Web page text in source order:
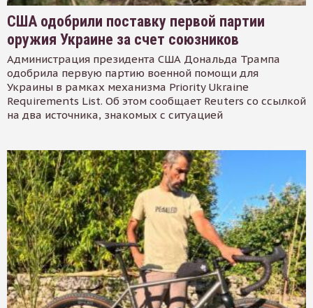
США одобрили поставку первой партии
оружия Украине за счет союзников
Администрация президента США Дональда Трампа
одобрила первую партию военной помощи для
Украины в рамках механизма Priority Ukraine
Requirements List. Об этом сообщает Reuters со ссылкой
на два источника, знакомых с ситуацией